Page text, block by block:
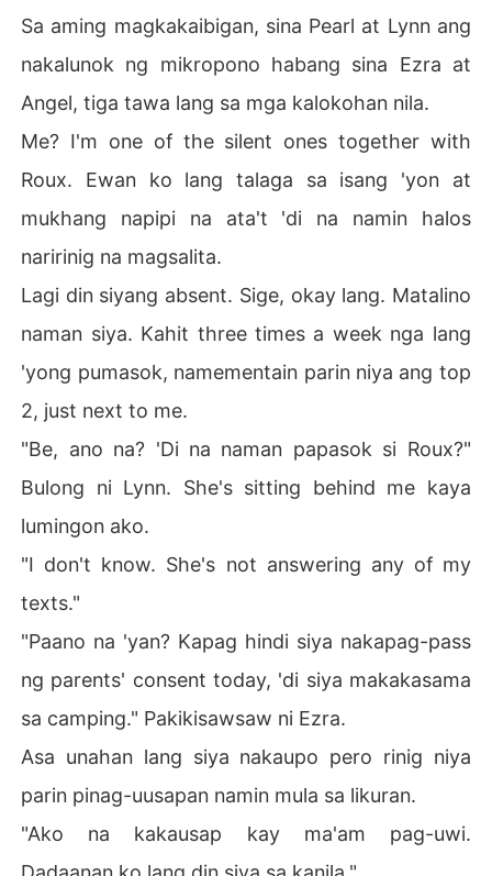
Sa aming magkakaibigan, sina Pearl at Lynn ang
nakalunok ng mikropono habang sina Ezra at
Angel, tiga tawa lang sa mga kalokohan nila.
Me? I'm one of the silent ones together with
Roux. Ewan ko lang talaga sa isang 'yon at
mukhang napipi na ata't 'di na namin halos
naririnig na magsalita.
Lagi din siyang absent. Sige, okay lang. Matalino
naman siya. Kahit three times a week nga lang
'yong pumasok, namementain parin niya ang top
2, just next to me.
"Be, ano na? 'Di na naman papasok si Roux?"
Bulong ni Lynn. She's sitting behind me kaya
lumingon ako.
"I don't know. She's not answering any of my
texts."
"Paano na 'yan? Kapag hindi siya nakapag-pass
ng parents' consent today, 'di siya makakasama
sa camping." Pakikisawsaw ni Ezra.
Asa unahan lang siya nakaupo pero rinig niya
parin pinag-uusapan namin mula sa likuran.
"Ako na kakausap kay ma'am pag-uwi.